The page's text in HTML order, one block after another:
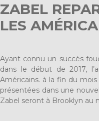
ZABEL
LES
Ayant connu un succès
dans le début de 2017,
Américains. à la fin du
présentées dans une
Zabel seront à Brooklyn au